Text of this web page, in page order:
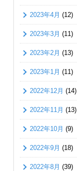
2023年4月 (12)
2023年3月 (11)
2023年2月 (13)
2023年1月 (11)
2022年12月 (14)
2022年11月 (13)
2022年10月 (9)
2022年9月 (18)
2022年8月 (39)